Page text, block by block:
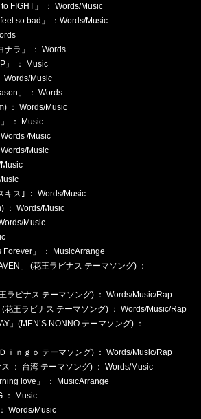
FIGHT」 ： Words/Music
so bad」 ：Words/Music
ナラ」 ： Words
」 ： Music
Words/Music
」 ： Words
： Words/Music
： Music
/Music
Music
キス｣ ： Words/Music
： Words/Music
Music
Forever」 ： MusicArrange
」 (花王ラビナス テーマソング) ：
ラビナス テーマソング) ： Words/Music/Rap
花王ラビナス テーマソング) ： Words/Music/Rap
」(MEN’S NONNO テーマソング) ：
ｉｎｇｏ テーマソング) ： Words/Music/Rap
： 台湾 テーマソング) ： Words/Music
love」 ： MusicArrange
： Music
Words/Music